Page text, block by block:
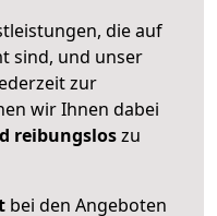
die auf
sind, und unser
zur
wir Ihnen dabei
reibungsloszu
bei den Angeboten